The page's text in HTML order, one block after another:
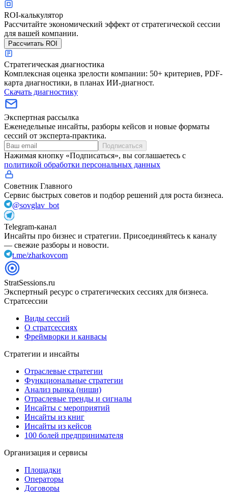
ROI-калькулятор
Рассчитайте экономический эффект от стратегической сессии
для вашей компании.
Рассчитать ROI
Стратегическая диагностика
Комплексная оценка зрелости компании: 50+ критериев, PDF-
карта диагностики, в планах ИИ-диагност.
Скачать диагностику
Экспертная рассылка
Еженедельные инсайты, разборы кейсов и новые форматы
сессий от эксперта-практика.
Подписаться
Нажимая кнопку «Подписаться», вы соглашаетесь с
политикой обработки персональных данных
Советник Главного
Сервис быстрых советов и подбор решений для роста бизнеса.
@sovglav_bot
Telegram-канал
Инсайты про бизнес и стратегии. Присоединяйтесь к каналу
— свежие разборы и новости.
t.me/zharkovcom
StratSessions.ru
Экспертный ресурс о стратегических сессиях для бизнеса.
Стратсессии
Виды сессий
О стратсессиях
Фреймворки и канвасы
Стратегии и инсайты
Отраслевые стратегии
Функциональные стратегии
Анализ рынка (ниши)
Отраслевые тренды и сигналы
Инсайты с мероприятий
Инсайты из книг
Инсайты из кейсов
100 болей предпринимателя
Организация и сервисы
Площадки
Операторы
Договоры